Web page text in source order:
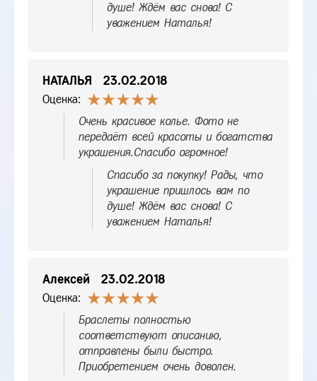
душе! Ждём вас снова! С
уважением Наталья!
НАТАЛЬЯ 23.02.2018
Оценка:
Очень красивое колье. Фото не
передаёт всей красоты и богатства
украшения.Спасибо огромное!
Спасибо за покупку! Рады, что
украшение пришлось вам по
душе! Ждём вас снова! С
уважением Наталья!
Алексей 23.02.2018
Оценка:
Браслеты полностью
соответствуют описанию,
отправлены были быстро.
Приобретением очень доволен.